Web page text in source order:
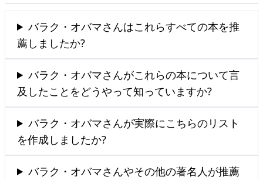
バラク・オバマさんはこれらすべての本を推
薦しましたか?
バラク・オバマさんがこれらの本について言
及したことをどうやって知っていますか?
バラク・オバマさんが実際にこちらのリスト
を作成しましたか?
バラク・オバマさんやその他の著名人が推薦